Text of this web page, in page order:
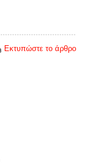
Εκτυπώστε το άρθρο